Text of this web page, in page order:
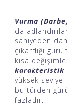
Vurma
da
saniyeden
çıkardığı
kısa
karakteristik
yüksek
bu türden
fazladır.